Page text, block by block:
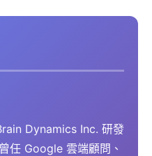
Dynamics Inc. 研發
任 Google 雲端顧問、